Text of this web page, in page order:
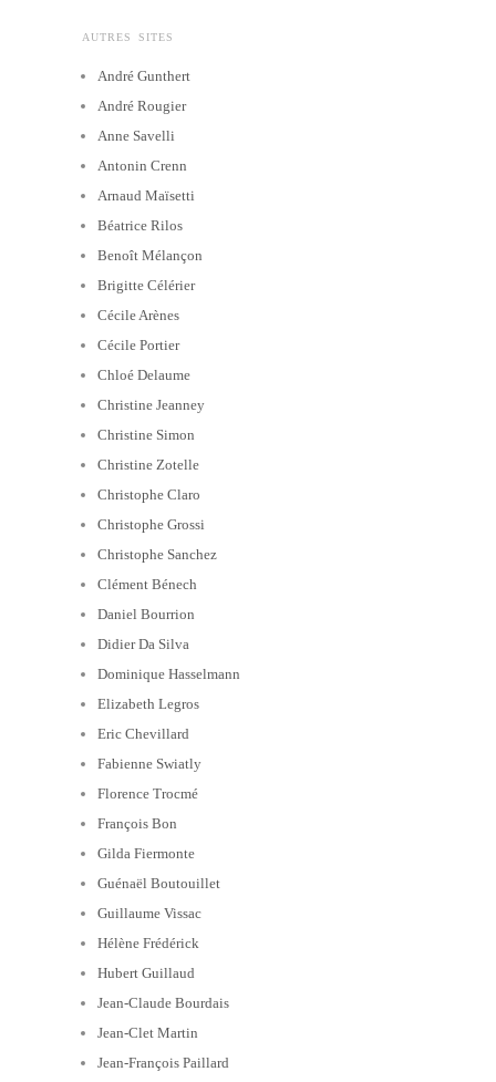
AUTRES SITES
André Gunthert
André Rougier
Anne Savelli
Antonin Crenn
Arnaud Maïsetti
Béatrice Rilos
Benoît Mélançon
Brigitte Célérier
Cécile Arènes
Cécile Portier
Chloé Delaume
Christine Jeanney
Christine Simon
Christine Zotelle
Christophe Claro
Christophe Grossi
Christophe Sanchez
Clément Bénech
Daniel Bourrion
Didier Da Silva
Dominique Hasselmann
Elizabeth Legros
Eric Chevillard
Fabienne Swiatly
Florence Trocmé
François Bon
Gilda Fiermonte
Guénaël Boutouillet
Guillaume Vissac
Hélène Frédérick
Hubert Guillaud
Jean-Claude Bourdais
Jean-Clet Martin
Jean-François Paillard